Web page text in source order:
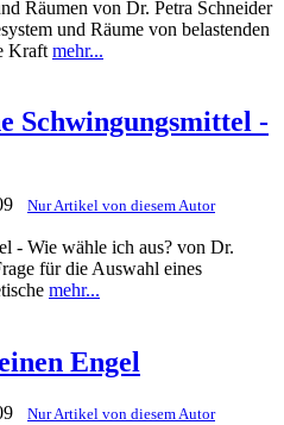
Räumen von Dr. Petra Schneider
und Räume von belastenden
Kraft mehr...
Schwingungsmittel -
Nur Artikel von diesem Autor
- Wie wähle ich aus? von Dr.
für die Auswahl eines
mehr...
Engel
Nur Artikel von diesem Autor